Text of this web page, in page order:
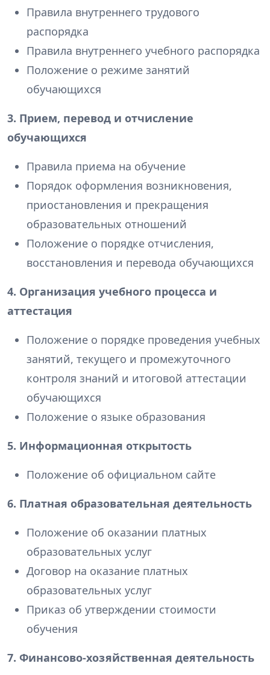
Правила внутреннего трудового
распорядка
Правила внутреннего учебного распорядка
Положение о режиме занятий
обучающихся
3. Прием, перевод и отчисление
обучающихся
Правила приема на обучение
Порядок оформления возникновения,
приостановления и прекращения
образовательных отношений
Положение о порядке отчисления,
восстановления и перевода обучающихся
4. Организация учебного процесса и
аттестация
Положение о порядке проведения учебных
занятий, текущего и промежуточного
контроля знаний и итоговой аттестации
обучающихся
Положение о языке образования
5. Информационная открытость
Положение об официальном сайте
6. Платная образовательная деятельность
Положение об оказании платных
образовательных услуг
Договор на оказание платных
образовательных услуг
Приказ об утверждении стоимости
обучения
7. Финансово-хозяйственная деятельность